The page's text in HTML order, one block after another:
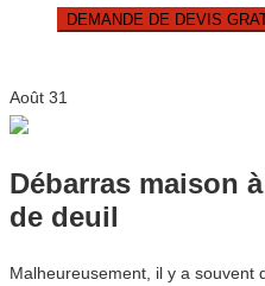
DEMANDE DE DEVIS
Août 31
Débarras maison
de deuil
Malheureusement, il y a souvent